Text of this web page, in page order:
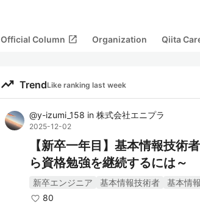
Official Column open_in_new Organization Qiita
trending_up TrendLike ranking last week
@y-izumi_158 in 株式会社エニプラ
2025-12-02
【新卒一年目】基本情報技術
ら資格勉強を継続するには～
新卒エンジニア 基本情報技術者 基本情
80